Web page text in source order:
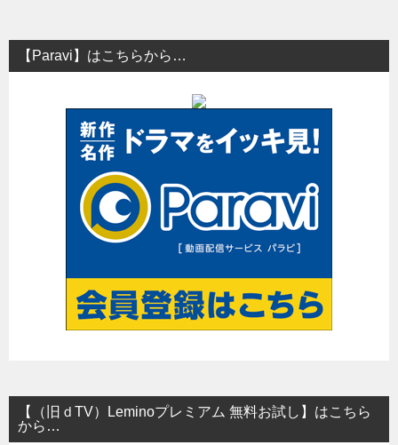
ビ
ゲ
【Paravi】はこちらから…
【（旧ｄTV）Leminoプレミアム 無料お試し】はこちら
から…